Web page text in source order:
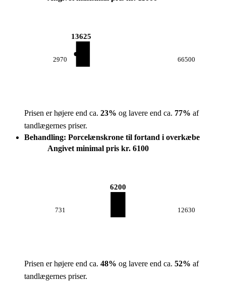
2970
13625
66500
Prisen er højere end ca. 23% og lavere end ca. 77% af
tandlægernes priser.
Behandling: Porcelænskrone til fortand i overkæbe
Angivet minimal pris kr. 6100
731
6200
12630
Prisen er højere end ca. 48% og lavere end ca. 52% af
tandlægernes priser.